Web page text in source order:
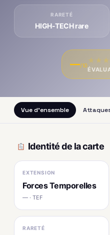
RARETÉ
HIGH-TECH rare
—/10
★ ★ ★
Vue d'ensemble
Identité de la carte
EXTENSION
Forces Temporelles
— · TEF
RARETÉ